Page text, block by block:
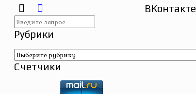
Рубрики
Рубрики
Счетчики
ВКонтакте